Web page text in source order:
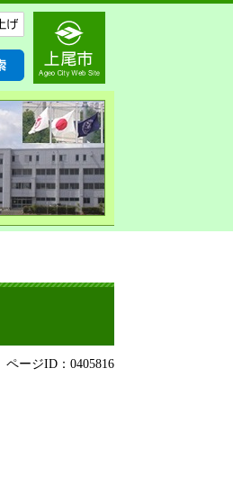
ページID：0405816